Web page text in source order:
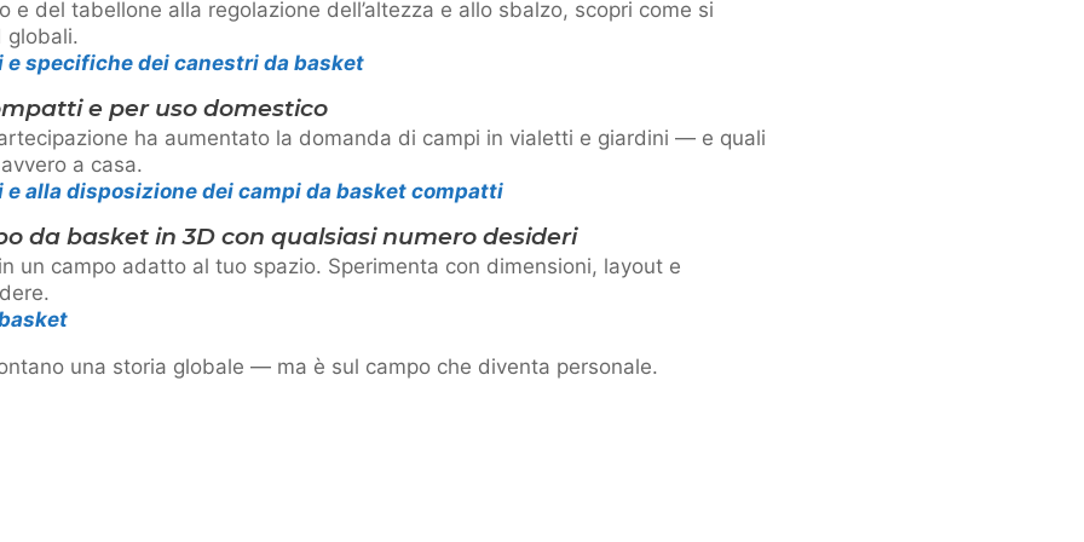
e del tabellone alla regolazione dell’altezza e allo sbalzo, scopri come si
globali.
e specifiche dei canestri da basket
e per uso domestico
ha aumentato la domanda di campi in vialetti e giardini — e quali
a casa.
e alla disposizione dei campi da basket compatti
da basket in 3D con qualsiasi numero desideri
un campo adatto al tuo spazio. Sperimenta con dimensioni, layout e
una storia globale — ma è sul campo che diventa personale.